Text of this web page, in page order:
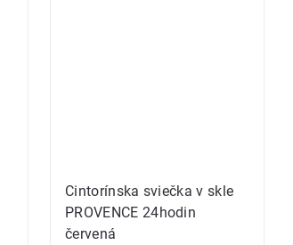
Cintorínska sviečka v skle
PROVENCE 24hodin
červená